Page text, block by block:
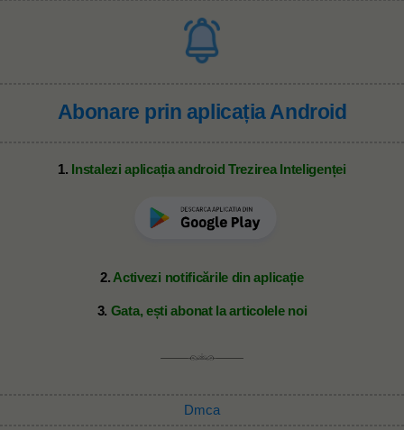
Abonare prin aplicația Android
1. Instalezi aplicația android Trezirea Inteligenței
2. Activezi notificările din aplicație
3. Gata, ești abonat la articolele noi
Dmca